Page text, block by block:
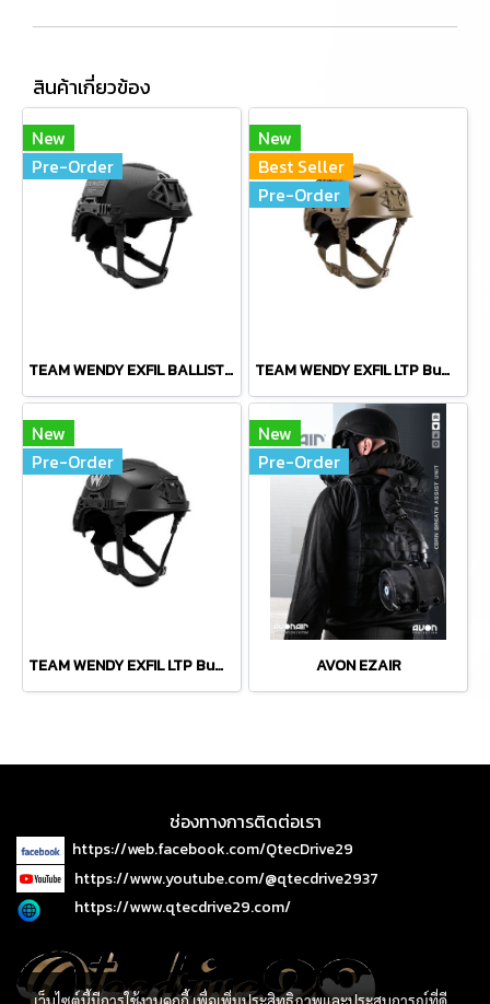
สินค้าเกี่ยวข้อง
New
Pre-Order
TEAM WENDY EXFIL BALLISTIC RAIL 3.0
New
Best Seller
Pre-Order
TEAM WENDY EXFIL LTP Bump Helmet Rail 2.0
New
Pre-Order
TEAM WENDY EXFIL LTP Bump Helmet Rail 3.0
New
Pre-Order
AVON EZAIR
ช่องทางการติดต่อเรา
https://web.facebook.com/QtecDrive29
https://www.youtube.com/@qtecdrive2937
https://www.qtecdrive29.com/